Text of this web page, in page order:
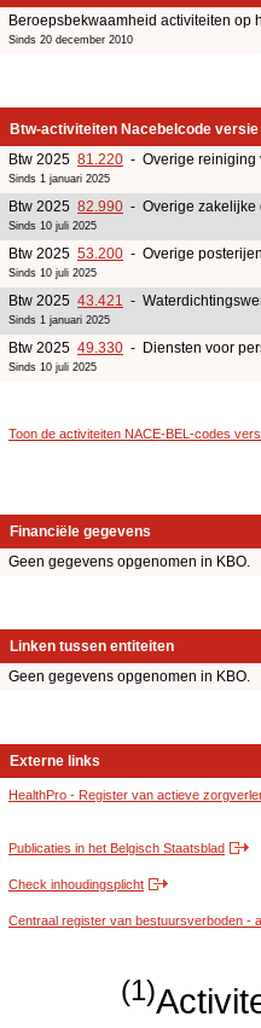
Beroepsbekwaamheid activiteiten op
Sinds 20 december 2010
Btw-activiteiten Nacebelcode versie
Btw 2025 81.220 - Overige reiniging
Sinds 1 januari 2025
Btw 2025 82.990 - Overige zakelijke
Sinds 10 juli 2025
Btw 2025 53.200 - Overige
Sinds 10 juli 2025
Btw 2025 43.421 -
Sinds 1 januari 2025
Btw 2025 49.330 - Diensten voor
Sinds 10 juli 2025
Toon de activiteiten NACE-BEL-codes
Financiële gegevens
Geen gegevens opgenomen in KBO.
Linken tussen entiteiten
Geen gegevens opgenomen in KBO.
Externe links
HealthPro - Register van actieve
Publicaties in het Belgisch Staatsblad
Check inhoudingsplicht
Centraal register van bestuursverboden -
(1)